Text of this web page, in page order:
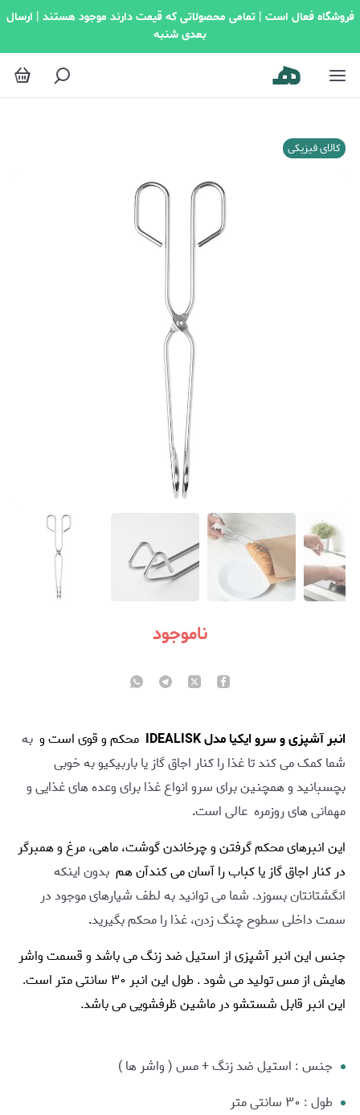
فروشگاه فعال است | تمامی محصولاتی که قیمت دارند موجود هستند | ارسال
بعدی شنبه
کالای فیزیکی
ناموجود
انبر آشپزی و سرو ایکیا مدل IDEALISK محکم و قوی است وبه
شما کمک می کند تا غذا را کنار اجاق گاز یا باربیکیو به خوبی
بچسبانید و همچنین برای سرو انواع غذا برای وعده های غذایی و
مهمانی های روزمره عالی است.
این انبرهای محکم گرفتن و چرخاندن گوشت، ماهی، مرغ و همبرگر
در کنار اجاق گاز یا کباب را آسان می کندآن همبدون اینکه
انگشتانتان بسوزد. شما می توانید به لطف شیارهای موجود در
سمت داخلی سطوح چنگ زدن، غذا را محکم بگیرید.
جنس این انبر آشپزی از استیل ضد زنگ می باشد و قسمت واشر
هایش از مس تولید می شود . طول این انبر ۳۰ سانتی متر است.
این انبر قابل شستشو در ماشین ظرفشویی می باشد.
جنس : استیل ضد زنگ + مس ( واشر ها )
طول : ۳۰ سانتی متر